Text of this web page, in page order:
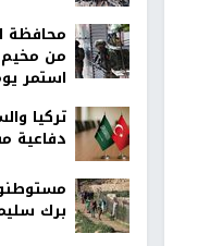
محافظة
من مخيم
استمر
تركيا
دفاعية
برك